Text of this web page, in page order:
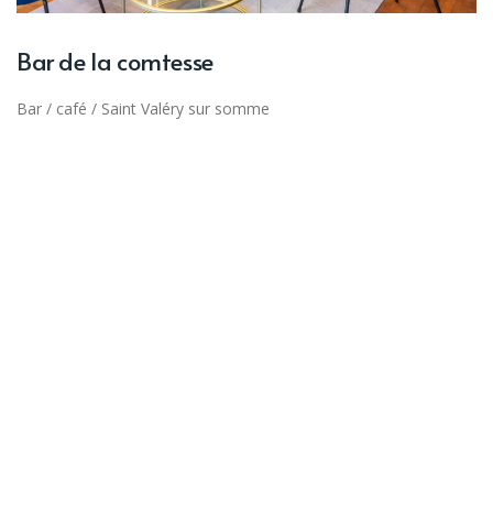
Bar de la comtesse
Bar / café / Saint Valéry sur somme